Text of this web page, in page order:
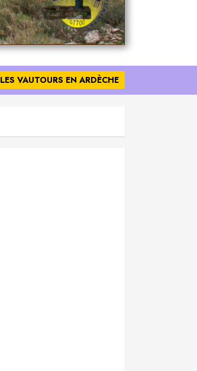
LES VAUTOURS EN ARDÈCHE